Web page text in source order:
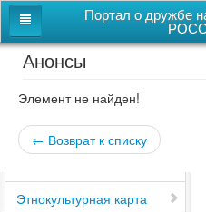
Портал о дружбе
Главная
Дом дружбы народов
Новости
Этнокультурная карта
Анонсы
Элемент не найден!
← Возврат к списку